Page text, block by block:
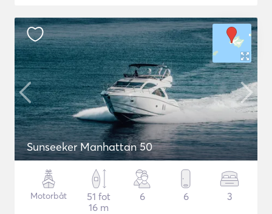
Sunseeker Manhattan 50
Motorbåt
51 fot
16 m
6 6 3